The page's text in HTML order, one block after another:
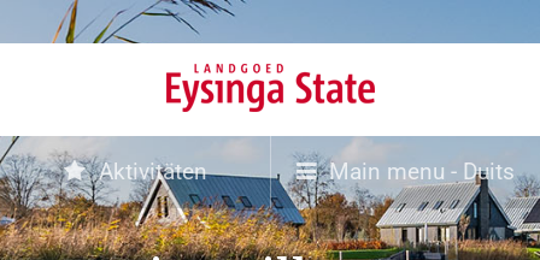
Aktivitäten Main menu - Duits